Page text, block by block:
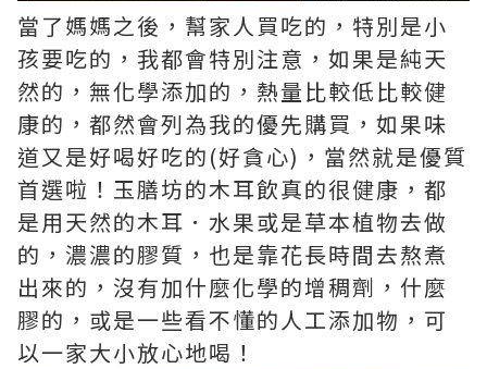
當了媽媽之後，幫家人買吃的，特別是小
孩要吃的，我都會特別注意，如果是純天
然的，無化學添加的，熱量比較低比較健
康的，都然會列為我的優先購買，如果味
道又是好喝好吃的(好貪心)，當然就是優質
首選啦！玉膳坊的木耳飲真的很健康，都
是用天然的木耳．水果或是草本植物去做
的，濃濃的膠質，也是靠花長時間去熬煮
出來的，沒有加什麼化學的增稠劑，什麼
膠的，或是一些看不懂的人工添加物，可
以一家大小放心地喝！